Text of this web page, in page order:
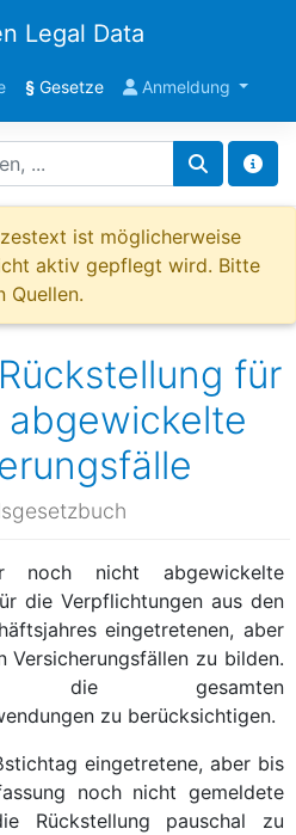
Legal Data
§Gesetze Anmeldung
ist möglicherweise
aktiv gepflegt wird. Bitte
Quellen.
für
noch nicht abgewickelte
die Verpflichtungen aus den
eingetretenen, aber
zu bilden.
die gesamten
zu berücksichtigen.
eingetretene, aber bis
noch nicht gemeldete
Rückstellung pauschal zu